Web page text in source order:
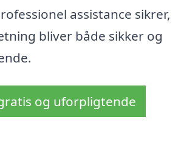
assistance sikrer,
bliver både sikker og
og uforpligtende